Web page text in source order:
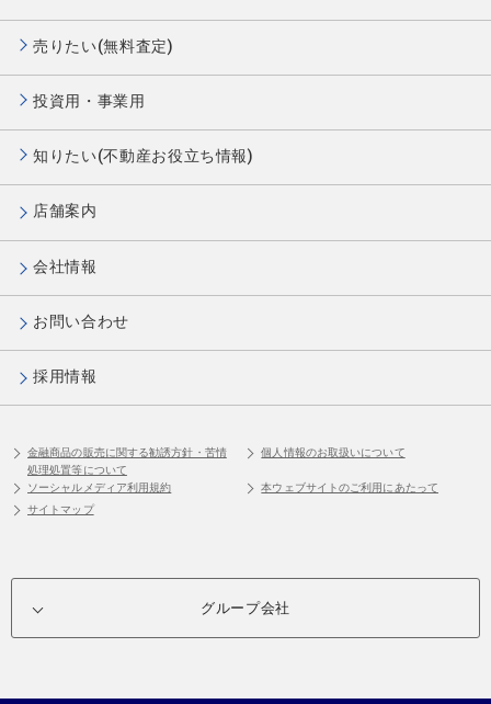
売りたい(無料査定)
投資用・事業用
知りたい(不動産お役立ち情報)
店舗案内
会社情報
お問い合わせ
採用情報
金融商品の販売に関する勧誘方針・苦情
処理処置等について
個人情報のお取扱いについて
ソーシャルメディア利用規約
本ウェブサイトのご利用にあたって
サイトマップ
グループ会社